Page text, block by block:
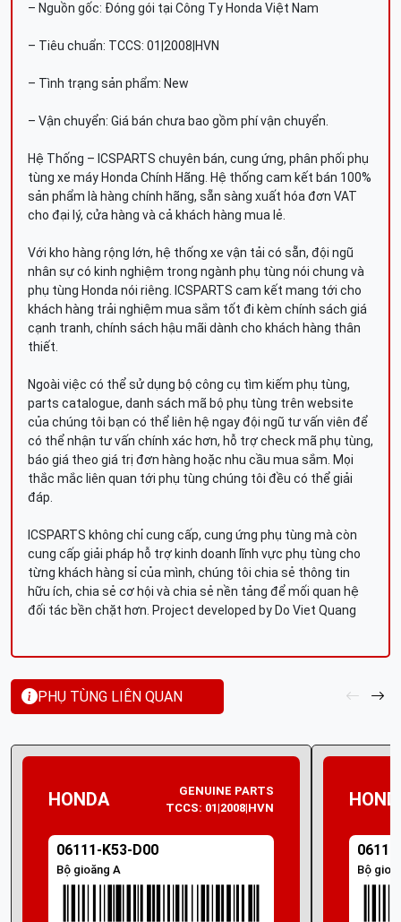
– Nguồn gốc: Đóng gói tại Công Ty Honda Việt Nam
– Tiêu chuẩn: TCCS: 01|2008|HVN
– Tình trạng sản phẩm: New
– Vận chuyển: Giá bán chưa bao gồm phí vận chuyển.
Hệ Thống – ICSPARTS chuyên bán, cung ứng, phân phối phụ
tùng xe máy Honda Chính Hãng. Hệ thống cam kết bán 100%
sản phẩm là hàng chính hãng, sẵn sàng xuất hóa đơn VAT
cho đại lý, cửa hàng và cả khách hàng mua lẻ.
Với kho hàng rộng lớn, hệ thống xe vận tải có sẵn, đội ngũ
nhân sự có kinh nghiệm trong ngành phụ tùng nói chung và
phụ tùng Honda nói riêng. ICSPARTS cam kết mang tới cho
khách hàng trải nghiệm mua sắm tốt đi kèm chính sách giá
cạnh tranh, chính sách hậu mãi dành cho khách hàng thân
thiết.
Ngoài việc có thể sử dụng bộ công cụ tìm kiếm phụ tùng,
parts catalogue, danh sách mã bộ phụ tùng trên website
của chúng tôi bạn có thể liên hệ ngay đội ngũ tư vấn viên để
có thể nhận tư vấn chính xác hơn, hỗ trợ check mã phụ tùng,
báo giá theo giá trị đơn hàng hoặc nhu cầu mua sắm. Mọi
thắc mắc liên quan tới phụ tùng chúng tôi đều có thể giải
đáp.
ICSPARTS không chỉ cung cấp, cung ứng phụ tùng mà còn
cung cấp giải pháp hỗ trợ kinh doanh lĩnh vực phụ tùng cho
từng khách hàng sỉ của mình, chúng tôi chia sẻ thông tin
hữu ích, chia sẻ cơ hội và chia sẻ nền tảng để mối quan hệ
đối tác bền chặt hơn. Project developed by Do Viet Quang
PHỤ TÙNG LIÊN QUAN
HONDA
GENUINE PARTS
TCCS: 01|2008|HVN
06111-K53-D00
Bộ gioăng A Bộ